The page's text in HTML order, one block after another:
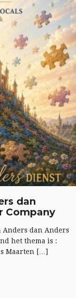
dan
Company
Anders dan Anders
het thema is :
Maarten […]